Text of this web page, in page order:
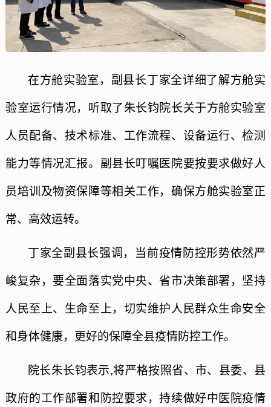
在方舱实验室，副县长丁家全详细了解方舱实
验室运行情况，听取了朱长钧院长关于方舱实验室
人员配备、技术标准、工作流程、设备运行、检测
能力等情况汇报。副县长叮嘱医院要按要求做好人
员培训及物资保障等相关工作，确保方舱实验室正
常、高效运转。
丁家全副县长强调，当前疫情防控形势依然严
峻复杂，要全面落实党中央、省市决策部署，坚持
人民至上、生命至上，切实维护人民群众生命安全
和身体健康，更好的保障全县疫情防控工作。
院长朱长钧表示,将严格按照省、市、县委、县
政府的工作部署和防控要求，持续做好中医院疫情